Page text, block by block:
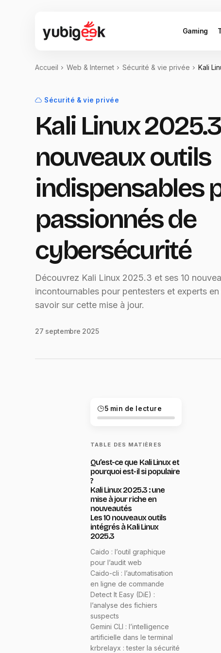
Gaming
Accueil Web & Internet Sécurité & vie privée Kali
Sécurité & vie privée
Kali Linux 2025.3
nouveaux outils
indispensables
passionnés de
cybersécurité
Découvrez Kali Linux 2025.3 et ses 10
incontournables pour pentesters et experts
savoir sur cette mise à jour.
27 septembre 2025
5 min de lecture
TABLE DES MATIÈRES
Qu’est-ce que Kali Linux et
pourquoi est-il si populaire
?
Kali Linux 2025.3 : une
mise à jour riche en
nouveautés
Les 10 nouveaux outils
intégrés à Kali Linux
2025.3
Caido : l’outil graphique
pour l’audit web
Caido-cli : l’automatisation
en ligne de commande
Detect It Easy (DiE) :
l’analyse des fichiers
suspects
Gemini CLI : l’intelligence
artificielle dans le terminal
krbrelayx : tester la sécurité